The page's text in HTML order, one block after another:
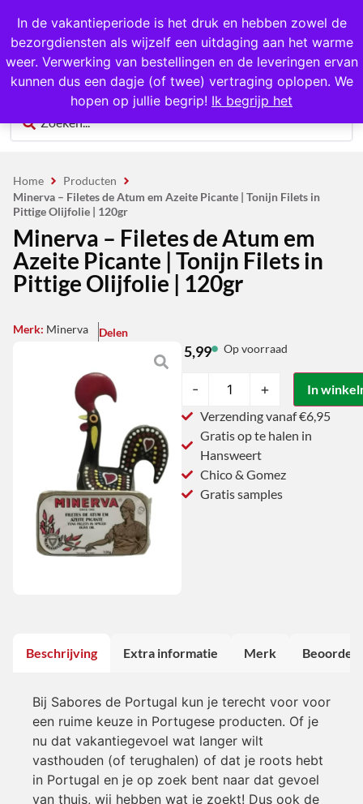
In de vakantieperiode is het druk en hebben zowel de
bezorgdiensten als wijzelf een uitdaging aan het warme
weer. Verwerking van bestellingen en de leveringen ervan
kunnen dus een dagje (of twee) vertraging oplopen. We
hopen op jullie begrip! Ik begrijp het
1000+ producten op voorraad
0
Home
Producten
Minerva – Filetes de Atum em Azeite Picante | Tonijn Filets in
Pittige Olijfolie | 120gr
Minerva – Filetes de Atum em
Azeite Picante | Tonijn Filets in
Pittige Olijfolie | 120gr
Merk: Minerva Delen
5,99 Op voorraad
- +
In
Verzending vanaf €6,95
Gratis op te halen in
Hansweert
Chico & Gomez
Gratis samples
Beschrijving Extra informatie Merk
Bij Sabores de Portugal kun je terecht voor voor
een ruime keuze in Portugese producten. Of je
nu dat vakantiegevoel wat langer wilt
vasthouden (of terughalen) of dat je roots hebt
in Portugal en je op zoek bent naar dat gevoel
van thuis, wij hebben wat je zoekt! Dus ook de